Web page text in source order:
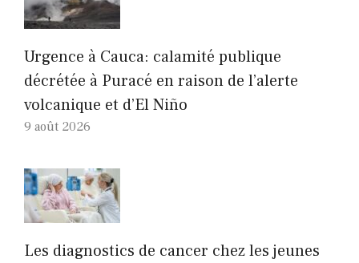
Urgence à Cauca: calamité publique
décrétée à Puracé en raison de l’alerte
volcanique et d’El Niño
9 août 2026
Les diagnostics de cancer chez les jeunes